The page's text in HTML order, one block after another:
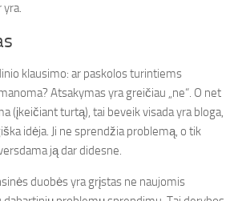
yra.
klausimo: ar paskolos turintiems
Atsakymas yra greičiau „ne“. O net
(įkeičiant turtą), tai beveik visada yra bloga,
idėja. Ji ne sprendžia problemą, o tik
ją dar didesne.
duobės yra grįstas ne naujomis